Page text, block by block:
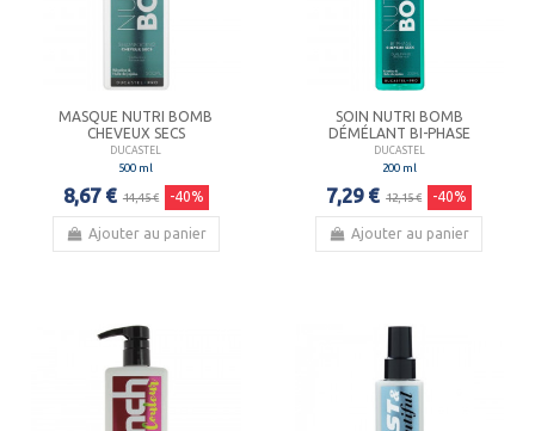
MASQUE NUTRI BOMB
CHEVEUX SECS
DUCASTEL
500 ml
8,67 € 14,45 € -40%
Ajouter au panier
SOIN NUTRI BOMB
DÉMÉLANT BI-PHASE
DUCASTEL
200 ml
7,29 € 12,15 € -40%
Ajouter au panier